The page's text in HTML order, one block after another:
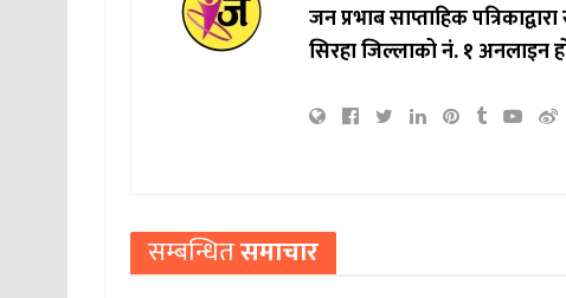
जन प्रभाब साप्ताहिक
सिरहा जिल्लाको नं. १ अनलाइन
सम्बन्धितसमाचार